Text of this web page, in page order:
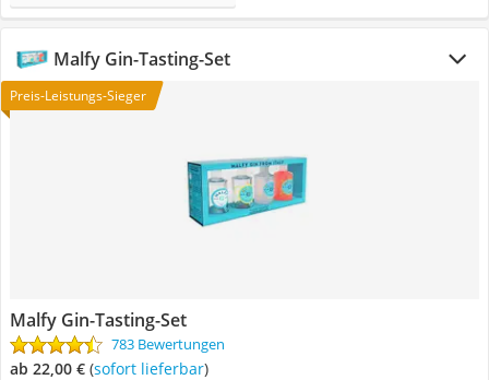
Malfy Gin-Tasting-Set
Preis-Leistungs-Sieger
Malfy Gin-Tasting-Set
783 Bewertungen
ab 22,00 € ( Sofort lieferbar)